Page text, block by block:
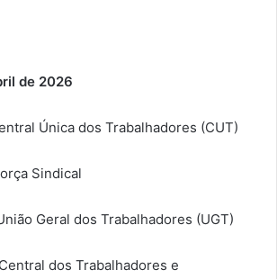
de 2026
Única dos Trabalhadores (CUT)
Sindical
Geral dos Trabalhadores (UGT)
dos Trabalhadores e